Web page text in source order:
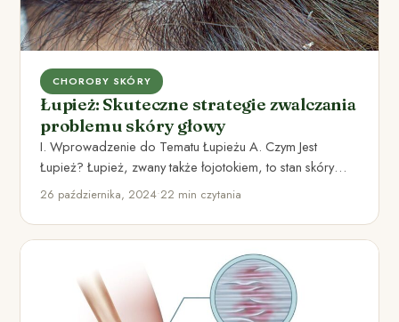
CHOROBY SKÓRY
Łupież: Skuteczne strategie zwalczania
problemu skóry głowy
I. Wprowadzenie do Tematu Łupieżu A. Czym Jest
Łupież? Łupież, zwany także łojotokiem, to stan skóry
głowy charakteryzujący…
26 października, 2024•22 min czytania